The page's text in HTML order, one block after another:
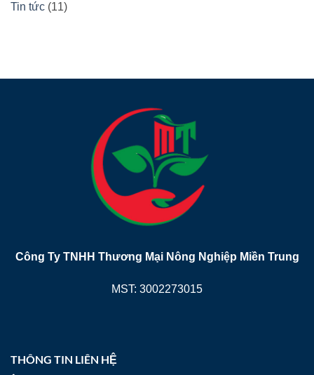
Tin tức (11)
Công Ty TNHH Thương Mại Nông Nghiệp Miền Trung
MST: 3002273015
THÔNG TIN LIÊN HỆ